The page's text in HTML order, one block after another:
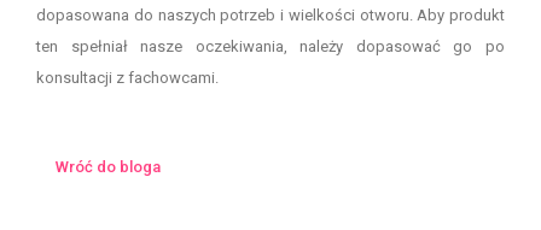
dopasowana do naszych potrzeb i wielkości otworu. Aby produkt
ten spełniał nasze oczekiwania, należy dopasować go po
konsultacji z fachowcami.
Wróć do bloga